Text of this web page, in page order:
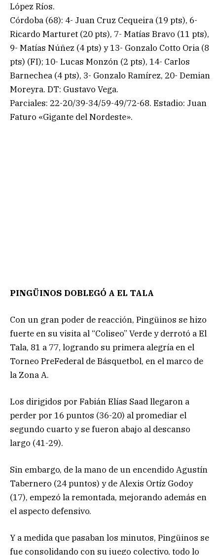
López Ríos.
Córdoba (68): 4- Juan Cruz Cequeira (19 pts), 6-
Ricardo Marturet (20 pts), 7- Matías Bravo (11 pts),
9- Matías Núñez (4 pts) y 13- Gonzalo Cotto Oria (8
pts) (FI); 10- Lucas Monzón (2 pts), 14- Carlos
Barnechea (4 pts), 3- Gonzalo Ramírez, 20- Demian
Moreyra. DT: Gustavo Vega.
Parciales: 22-20/39-34/59-49/72-68. Estadio: Juan
Faturo «Gigante del Nordeste».
PINGÜINOS DOBLEGÓ A EL TALA
Con un gran poder de reacción, Pingüinos se hizo
fuerte en su visita al “Coliseo” Verde y derrotó a El
Tala, 81 a 77, logrando su primera alegría en el
Torneo PreFederal de Básquetbol, en el marco de
la Zona A.
Los dirigidos por Fabián Elías Saad llegaron a
perder por 16 puntos (36-20) al promediar el
segundo cuarto y se fueron abajo al descanso
largo (41-29).
Sin embargo, de la mano de un encendido Agustín
Tabernero (24 puntos) y de Alexis Ortíz Godoy
(17), empezó la remontada, mejorando además en
el aspecto defensivo.
Y a medida que pasaban los minutos, Pingüinos se
fue consolidando con su juego colectivo, todo lo